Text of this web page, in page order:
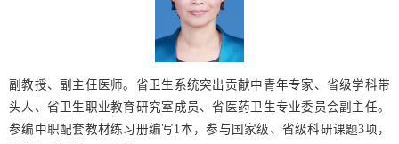
副教授、副主仼医师。省卫生系统突出贡献中青年专家、省级学科带
头人、省卫生职业教育研究室成员、省医药卫生专业委员会副主任。
参编中职配套教材练习册编写1本，参与国家级、省级科研课题3项，